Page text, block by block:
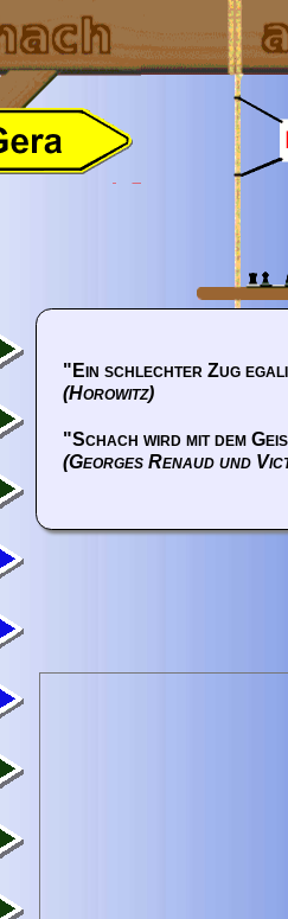
"Ein schlechter Zug
(Horowitz)
"Schach wird mit dem
(Georges Renaud und